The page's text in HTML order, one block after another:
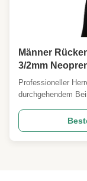
Männer
3/2mm
Wassersport
OEM
Professioneller
durchgehendem
Flaggschiff
ernsthafte
Ganzkörperanzug